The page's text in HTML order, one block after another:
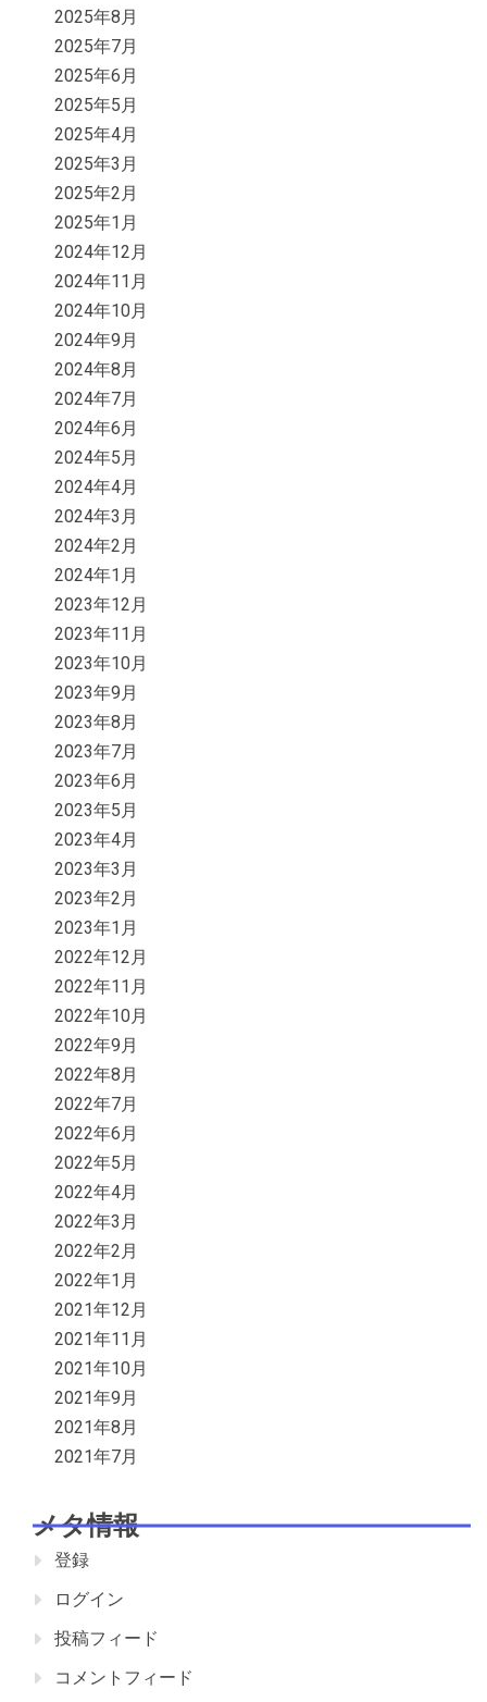
2025年8月
2025年7月
2025年6月
2025年5月
2025年4月
2025年3月
2025年2月
2025年1月
2024年12月
2024年11月
2024年10月
2024年9月
2024年8月
2024年7月
2024年6月
2024年5月
2024年4月
2024年3月
2024年2月
2024年1月
2023年12月
2023年11月
2023年10月
2023年9月
2023年8月
2023年7月
2023年6月
2023年5月
2023年4月
2023年3月
2023年2月
2023年1月
2022年12月
2022年11月
2022年10月
2022年9月
2022年8月
2022年7月
2022年6月
2022年5月
2022年4月
2022年3月
2022年2月
2022年1月
2021年12月
2021年11月
2021年10月
2021年9月
2021年8月
2021年7月
メタ情報
登録
ログイン
投稿フィード
コメントフィード